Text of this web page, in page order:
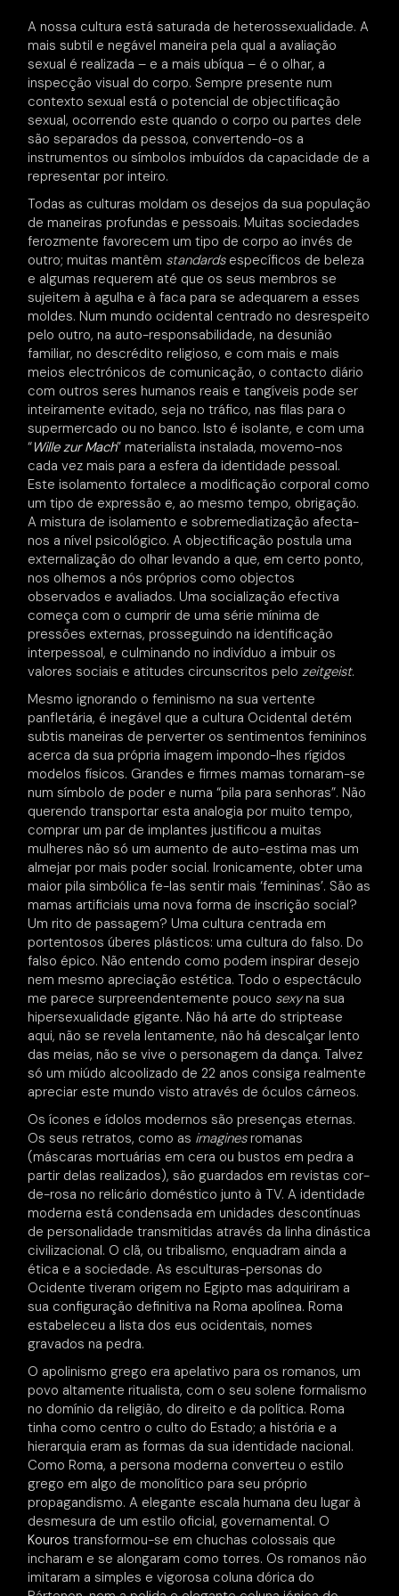
A nossa cultura está saturada de heterossexualidade. A
mais subtil e negável maneira pela qual a avaliação
sexual é realizada – e a mais ubíqua – é o olhar, a
inspecção visual do corpo. Sempre presente num
contexto sexual está o potencial de objectificação
sexual, ocorrendo este quando o corpo ou partes dele
são separados da pessoa, convertendo-os a
instrumentos ou símbolos imbuídos da capacidade de a
representar por inteiro.
Todas as culturas moldam os desejos da sua população
de maneiras profundas e pessoais. Muitas sociedades
ferozmente favorecem um tipo de corpo ao invés de
outro; muitas mantêm standardsespecíficos de beleza
e algumas requerem até que os seus membros se
sujeitem à agulha e à faca para se adequarem a esses
moldes. Num mundo ocidental centrado no desrespeito
pelo outro, na auto-responsabilidade, na desunião
familiar, no descrédito religioso, e com mais e mais
meios electrónicos de comunicação, o contacto diário
com outros seres humanos reais e tangíveis pode ser
inteiramente evitado, seja no tráfico, nas filas para o
supermercado ou no banco. Isto é isolante, e com uma
“Wille zur Mach” materialista instalada, movemo-nos
cada vez mais para a esfera da identidade pessoal.
Este isolamento fortalece a modificação corporal como
um tipo de expressão e, ao mesmo tempo, obrigação.
A mistura de isolamento e sobremediatização afecta-
nos a nível psicológico. A objectificação postula uma
externalização do olhar levando a que, em certo ponto,
nos olhemos a nós próprios como objectos
observados e avaliados. Uma socialização efectiva
começa com o cumprir de uma série mínima de
pressões externas, prosseguindo na identificação
interpessoal, e culminando no indivíduo a imbuir os
valores sociais e atitudes circunscritos pelozeitgeist.
Mesmo ignorando o feminismo na sua vertente
panfletária, é inegável que a cultura Ocidental detém
subtis maneiras de perverter os sentimentos femininos
acerca da sua própria imagem impondo-lhes rígidos
modelos físicos. Grandes e firmes mamas tornaram-se
num símbolo de poder e numa “pila para senhoras”. Não
querendo transportar esta analogia por muito tempo,
comprar um par de implantes justificou a muitas
mulheres não só um aumento de auto-estima mas um
almejar por mais poder social. Ironicamente, obter uma
maior pila simbólica fe-las sentir mais ‘femininas’. São as
mamas artificiais uma nova forma de inscrição social?
Um rito de passagem? Uma cultura centrada em
portentosos úberes plásticos: uma cultura do falso. Do
falso épico. Não entendo como podem inspirar desejo
nem mesmo apreciação estética. Todo o espectáculo
me parece surpreendentemente pouco sexyna sua
hipersexualidade gigante. Não há arte do striptease
aqui, não se revela lentamente, não há descalçar lento
das meias, não se vive o personagem da dança. Talvez
só um miúdo alcoolizado de 22 anos consiga realmente
apreciar este mundo visto através de óculos cárneos.
Os ícones e ídolos modernos são presenças eternas.
Os seus retratos, como as imaginesromanas
(máscaras mortuárias em cera ou bustos em pedra a
partir delas realizados), são guardados em revistas cor-
de-rosa no relicário doméstico junto à TV. A identidade
moderna está condensada em unidades descontínuas
de personalidade transmitidas através da linha dinástica
civilizacional. O clã, ou tribalismo, enquadram ainda a
ética e a sociedade. As esculturas-personas do
Ocidente tiveram origem no Egipto mas adquiriram a
sua configuração definitiva na Roma apolínea. Roma
estabeleceu a lista dos eus ocidentais, nomes
gravados na pedra.
O apolinismo grego era apelativo para os romanos, um
povo altamente ritualista, com o seu solene formalismo
no domínio da religião, do direito e da política. Roma
tinha como centro o culto do Estado; a história e a
hierarquia eram as formas da sua identidade nacional.
Como Roma, a persona moderna converteu o estilo
grego em algo de monolítico para seu próprio
propagandismo. A elegante escala humana deu lugar à
desmesura de um estilo oficial, governamental. O
Kouros transformou-se em chuchas colossais que
incharam e se alongaram como torres. Os romanos não
imitaram a simples e vigorosa coluna dórica do